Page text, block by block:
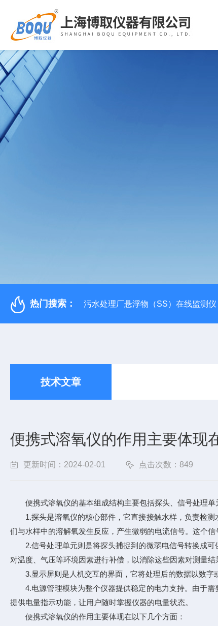
热门搜索： 污水处理厂悬浮物（SS）在线监测
技术文章
便携式溶氧仪的作用主要体现
更新时间：2024-02-01 点击次数：849
便携式溶氧仪的基本组成结构主要包括探头、信号处理单
1.探头是溶氧仪的核心部件，它直接接触水样，负责检测
们与水样中的溶解氧发生反应，产生微弱的电流信号。这个
2.信号处理单元则是将探头捕捉到的微弱电信号转换成可
对温度、气压等环境因素进行补偿，以消除这些因素对测量结
3.显示屏则是人机交互的界面，它将处理后的数据以数字
4.电源管理模块为整个仪器提供稳定的电力支持。由于需
提供电量指示功能，让用户随时掌握仪器的电量状态。
便携式溶氧仪的作用主要体现在以下几个方面：